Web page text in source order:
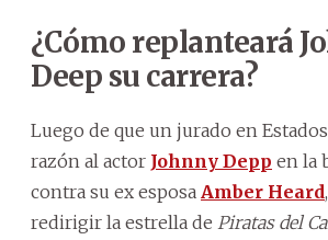
¿Cómo replanteará
Deep su carrera?
Luego de que un jurado en
razón al actor Johnny Depp en la
contra su ex esposa Amber Heard
redirigir la estrella de Piratas del